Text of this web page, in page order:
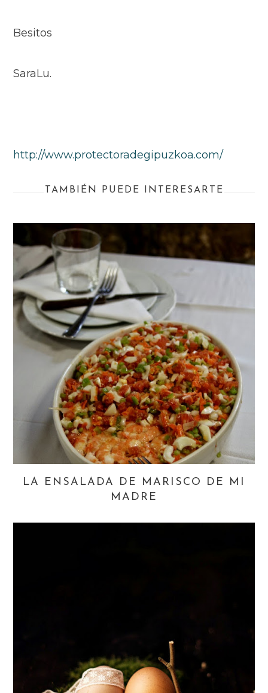
Besitos
SaraLu.
http://www.protectoradegipuzkoa.com/
TAMBIÉN PUEDE INTERESARTE
LA ENSALADA DE MARISCO DE MI
MADRE